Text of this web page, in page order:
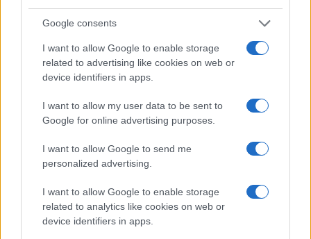
Google consents
I want to allow Google to enable storage
related to advertising like cookies on web or
device identifiers in apps.
I want to allow my user data to be sent to
Google for online advertising purposes.
I want to allow Google to send me
personalized advertising.
I want to allow Google to enable storage
related to analytics like cookies on web or
device identifiers in apps.
Venezia FC: il calendario e i dettagli della tournée
francese
Andrea Conforti · 7 Ago 2026